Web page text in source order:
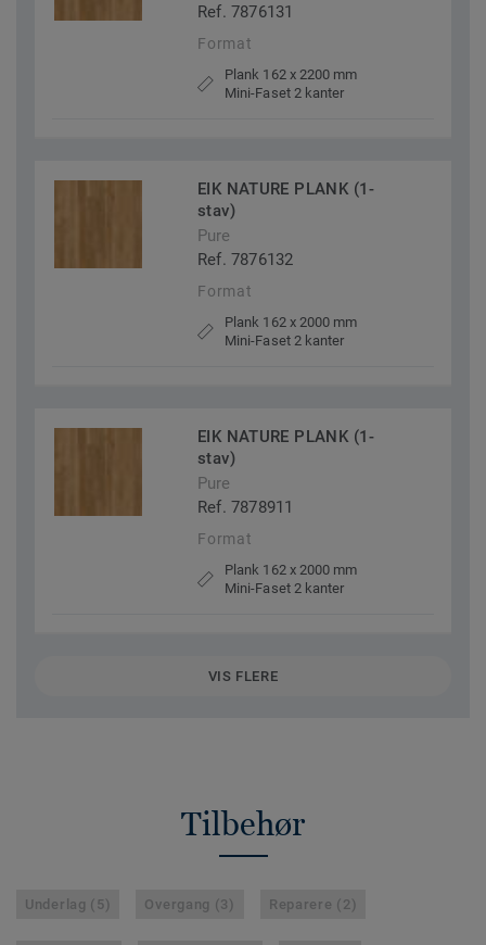
Ref. 7876131
Format
Plank 162 x 2200 mm
Mini-Faset 2 kanter
EIK NATURE PLANK (1-
stav)
Pure
Ref. 7876132
Format
Plank 162 x 2000 mm
Mini-Faset 2 kanter
EIK NATURE PLANK (1-
stav)
Pure
Ref. 7878911
Format
Plank 162 x 2000 mm
Mini-Faset 2 kanter
VIS FLERE
Tilbehør
Underlag (5) Overgang (3) Reparere (2)